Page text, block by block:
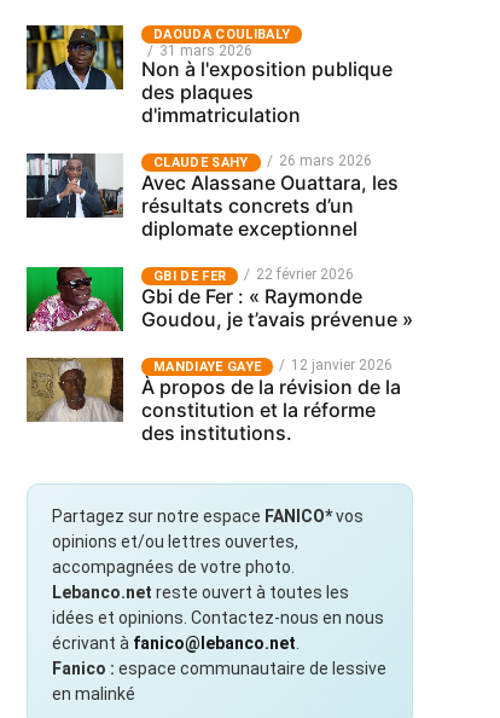
‎DAOUDA COULIBALY
31 mars 2026
Non à l'exposition publique
des plaques
d'immatriculation
CLAUDE SAHY 26 mars 2026
Avec Alassane Ouattara, les
résultats concrets d’un
diplomate exceptionnel
GBI DE FER 22 février 2026
Gbi de Fer : « Raymonde
Goudou, je t’avais prévenue »
MANDIAYE GAYE 12 janvier 2026
À propos de la révision de la
constitution et la réforme
des institutions.
Partagez sur notre espace FANICO*vos
opinions et/ou lettres ouvertes,
accompagnées de votre photo.
Lebanco.net reste ouvert à toutes les
idées et opinions. Contactez-nous en nous
écrivant à fanico@lebanco.net
Fanico : espace communautaire de lessive
en malinké